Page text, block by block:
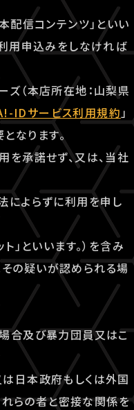
配信コンテンツ」といい
利用申込みをしなければ
（本店所在地：山梨県
IDサービス利用規約」
なります。
承諾せず、又は、当社
によらずに利用を申し
といいます。）を含み
の疑いが認められる場
合及び暴力団員又はこ
日本政府もしくは外国
らの者と密接な関係を